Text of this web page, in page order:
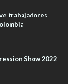
trabajadores
Show 2022